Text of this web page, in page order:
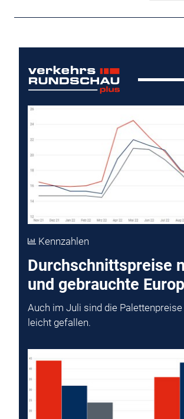
Kennzahlen
Durchschnittspreise
und gebrauchte
Auch im Juli sind die
leicht gefallen.